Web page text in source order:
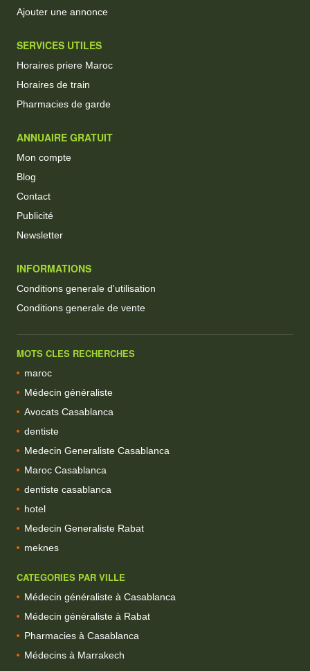
Ajouter une annonce
SERVICES UTILES
Horaires priere Maroc
Horaires de train
Pharmacies de garde
ANNUAIRE GRATUIT
Mon compte
Blog
Contact
Publicité
Newsletter
INFORMATIONS
Conditions generale d'utilisation
Conditions generale de vente
MOTS CLES RECHERCHES
maroc
Médecin généraliste
Avocats Casablanca
dentiste
Medecin Generaliste Casablanca
Maroc Casablanca
dentiste casablanca
hotel
Medecin Generaliste Rabat
meknes
CATEGORIES PAR VILLE
Médecin généraliste à Casablanca
Médecin généraliste à Rabat
Pharmacies à Casablanca
Médecins à Marrakech